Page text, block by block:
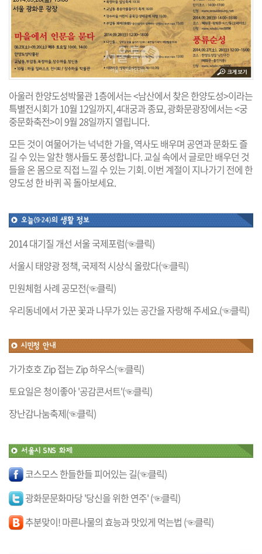
아울러 한양도성박물관 1층에서는<남산에서 찾은 한양도성>이라는
특별전시회가 10월 12일까지, 4대궁과 종묘, 광화문광장에서는<궁
중문화축전>이 9월 28일까지 열립니다.
모든 것이 여물어가는 넉넉한 가을, 역사도 배우며 공연과 문화도 즐
길 수 있는 알찬 행사들도 풍성합니다. 교실 속에서 글로만 배우던 것
들을 온 몸으로 직접 느낄 수 있는 기회. 이번 계절이 지나가기 전에 한
양도성 한 바퀴 꼭 돌아보세요.
2014 대기질 개선 서울 국제포럼(☜클릭)
서울시 태양광 정책, 국제적 시상식 올랐다(☜클릭)
민원체험 사례 공모전(☜클릭)
우리동네에서 가꾼 꽃과 나무가 있는 공간을 자랑해 주세요.(☜클릭)
가가호호 Zip 접는 Zip 하우스(☜클릭)
토요일은 청이좋아 '공감콘서트'(☜클릭)
장난감나눔축제(☜클릭)
코스모스 한들한들 피어있는 길(☜클릭)
광화문문화마당 '당신을 위한 연주' (☜클릭)
추분맞이! 마른나물의 효능과 맛있게 먹는법 (☜클릭)